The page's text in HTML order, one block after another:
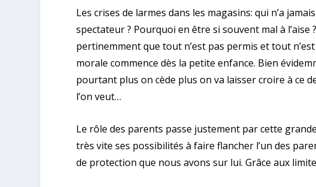
Les crises de larmes dans les magasins: qui n’a
spectateur ? Pourquoi en être si souvent mal à l’aise
pertinemment que tout n’est pas permis et tout
morale commence dès la petite enfance. Bien
pourtant plus on cède plus on va laisser croire à ce
l’on veut…
Le rôle des parents passe justement par cette
très vite ses possibilités à faire flancher l’un des
de protection que nous avons sur lui. Grâce aux